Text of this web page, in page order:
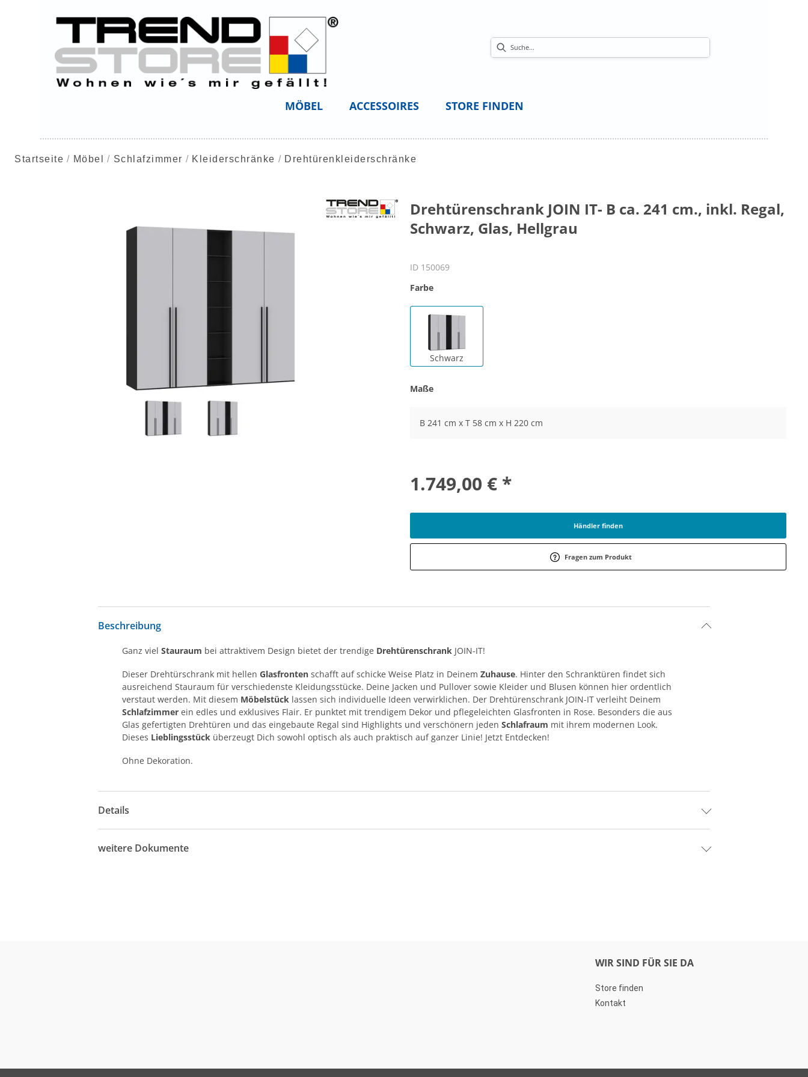
MÖBEL ACCESSOIRES STORE FINDEN
Startseite Möbel Schlafzimmer Kleiderschränke Drehtürenkleiderschränke
Drehtürenschrank JOIN IT- B ca. 241 cm., inkl. Regal,
Schwarz, Glas, Hellgrau
ID 150069
Farbe
Schwarz
Maße
B 241 cm x T 58 cm x H 220 cm
1.749,00 € *
Händler finden
Fragen zum Produkt
Beschreibung
Ganz vielStauraum bei attraktivem Design bietet der trendige Drehtürenschrank JOIN-IT!
Dieser Drehtürschrank mit hellenGlasfrontenschafft auf schicke Weise Platz in DeinemZuhause. Hinter den Schranktüren findet sich
ausreichend Stauraum für verschiedenste Kleidungsstücke. Deine Jacken und Pullover sowie Kleider und Blusen können hier ordentlich
verstaut werden. Mit diesem Möbelstück lassen sich individuelle Ideen verwirklichen. Der Drehtürenschrank JOIN-IT verleiht Deinem
Schlafzimmerein edles und exklusives Flair. Er punktet mit trendigem Dekor und pflegeleichten Glasfronten in Rose. Besonders die aus
Glas gefertigten Drehtüren und das eingebaute Regal sind Highlights und verschönern jedenSchlafraum mit ihrem modernen Look.
Dieses Lieblingsstück überzeugt Dich sowohl optisch als auch praktisch auf ganzer Linie! Jetzt Entdecken!
Ohne Dekoration.
Details
weitere Dokumente
WIR SIND FÜR SIE DA
Store finden
Kontakt